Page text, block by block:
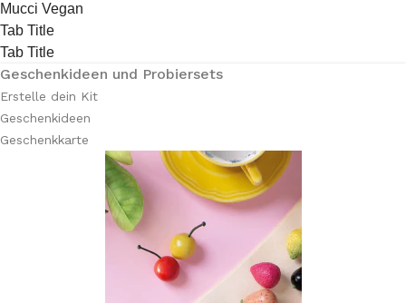
Mucci Vegan
Tab Title
Tab Title
Geschenkideen und Probiersets
Erstelle dein Kit
Geschenkideen
Geschenkkarte